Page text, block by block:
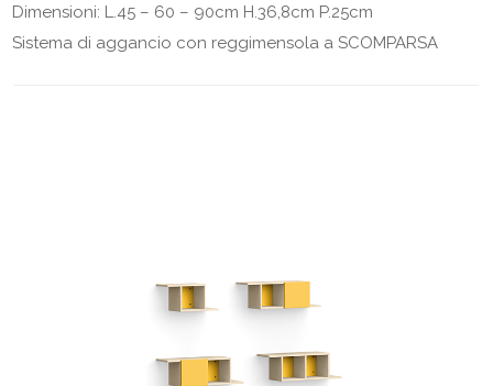
Dimensioni: L.45 – 60 – 90cm H.36,8cm P.25cm
Sistema di aggancio con reggimensola a SCOMPARSA